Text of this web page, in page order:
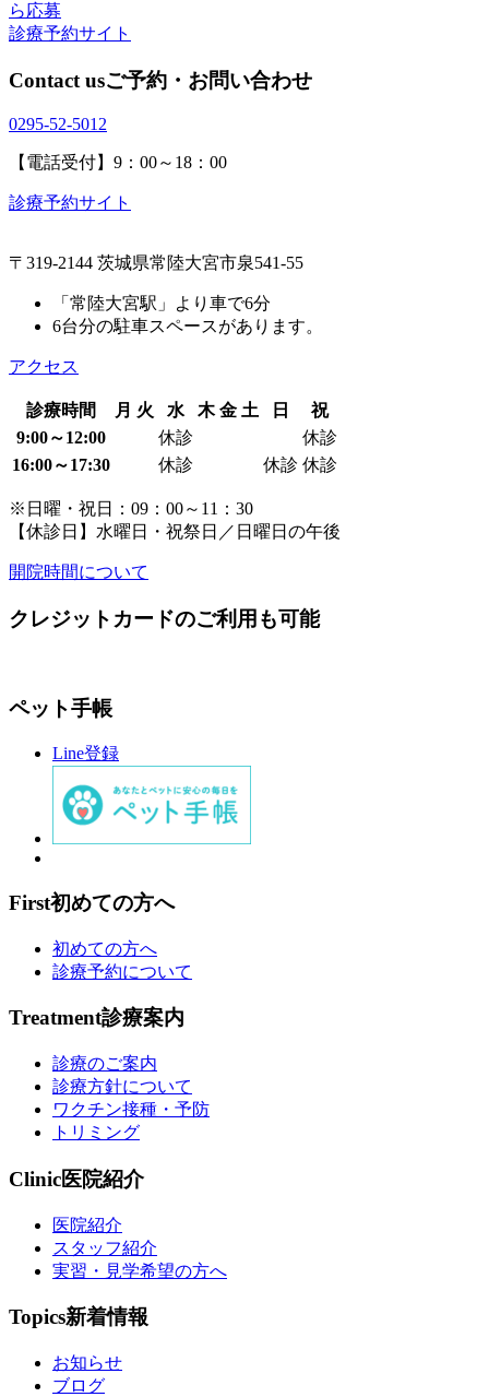
ら応募
診療予約サイト
Contact usご予約・お問い合わせ
0295-52-5012
【電話受付】9：00～18：00
診療予約サイト
〒319-2144 茨城県常陸大宮市泉541-55
「常陸大宮駅」より車で6分
6台分の駐車スペースがあります。
アクセス
診療時間 月 火 水 木 金 土 日
祝
9:00～12:00
休診
休診
16:00～17:30
休診 休診 休診
※日曜・祝日：09：00～11：30
【休診日】水曜日・祝祭日／日曜日の午後
開院時間について
クレジットカードのご利用も可能
ペット手帳
Line登録
First初めての方へ
初めての方へ
診療予約について
Treatment診療案内
診療のご案内
診療方針について
ワクチン接種・予防
トリミング
Clinic医院紹介
医院紹介
スタッフ紹介
実習・見学希望の方へ
Topics新着情報
お知らせ
ブログ